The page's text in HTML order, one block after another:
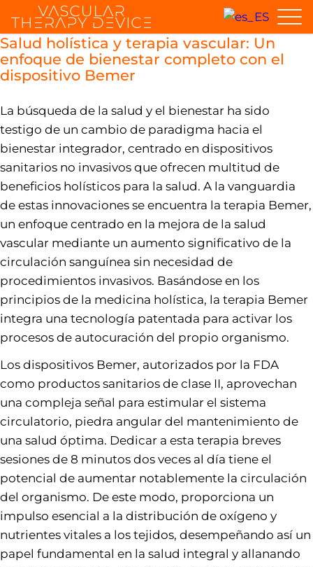
Salud holística y terapia vascular: Un
enfoque de bienestar completo con el
dispositivo Bemer
La búsqueda de la salud y el bienestar ha sido
testigo de un cambio de paradigma hacia el
bienestar integrador, centrado en dispositivos
sanitarios no invasivos que ofrecen multitud de
beneficios holísticos para la salud. A la vanguardia
de estas innovaciones se encuentra la terapia Bemer,
un enfoque centrado en la mejora de la salud
vascular mediante un aumento significativo de la
circulación sanguínea sin necesidad de
procedimientos invasivos. Basándose en los
principios de la medicina holística, la terapia Bemer
integra una tecnología patentada para activar los
procesos de autocuración del propio organismo.
Los dispositivos Bemer, autorizados por la FDA
como productos sanitarios de clase II, aprovechan
una compleja señal para estimular el sistema
circulatorio, piedra angular del mantenimiento de
una salud óptima. Dedicar a esta terapia breves
sesiones de 8 minutos dos veces al día tiene el
potencial de aumentar notablemente la circulación
del organismo. De este modo, proporciona un
impulso esencial a la distribución de oxígeno y
nutrientes vitales a los tejidos, desempeñando así un
papel fundamental en la salud integral y allanando